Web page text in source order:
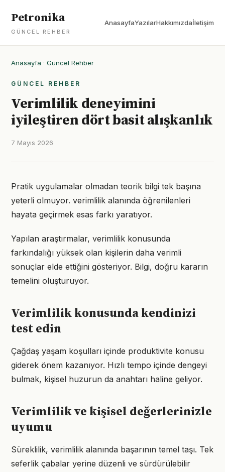
Petronika
GÜNCEL REHBER
AnasayfaYazılarHakkımızdaİletişim
Anasayfa · Güncel Rehber
GÜNCEL REHBER
Verimlilik deneyimini
iyileştiren dört basit alışkanlık
7 Mayıs 2026
Pratik uygulamalar olmadan teorik bilgi tek başına
yeterli olmuyor. verimlilik alanında öğrenilenleri
hayata geçirmek esas farkı yaratıyor.
Yapılan araştırmalar, verimlilik konusunda
farkındalığı yüksek olan kişilerin daha verimli
sonuçlar elde ettiğini gösteriyor. Bilgi, doğru kararın
temelini oluşturuyor.
Verimlilik konusunda kendinizi
test edin
Çağdaş yaşam koşulları içinde produktivite konusu
giderek önem kazanıyor. Hızlı tempo içinde dengeyi
bulmak, kişisel huzurun da anahtarı haline geliyor.
Verimlilik ve kişisel değerlerinizle
uyumu
Süreklilik, verimlilik alanında başarının temel taşı. Tek
seferlik çabalar yerine düzenli ve sürdürülebilir